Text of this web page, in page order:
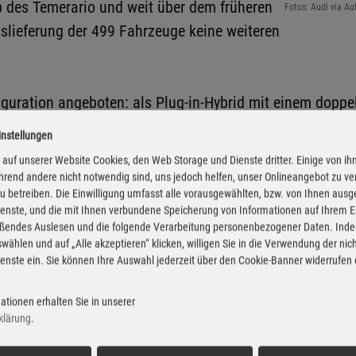
Fotos: Audi via
Temerario und weit über dem früheren
der 499 Fahrzeuge keine weiteren
angeboten: als Plug-in-Hybrid mit einem
Doppelkupplungsgetriebe übertragen. Die
PS des Lamborghini, sondern exakt auf dem
von 0 auf 100 km/h gelingt in 2,6 Sekunden, von 0
auf einem Aluminium-Spaceframe.
Unterschieden gehören neben der höheren
Straßenbedingungen und Fahrerwünsche
Dimension 255/35 ZR 20 vorne und 325/30 ZR 21
Luftstrom und futuristischem Erscheinungsbild
unserer Website Cookies, den Web Storage und Dienste dritter. Einige von
andere nicht notwendig sind, uns jedoch helfen, unser Onlineangebot zu
betreiben. Die Einwilligung umfasst alle vorausgewählten, bzw. von Ihnen
und die mit Ihnen verbundene Speicherung von Informationen auf Ihrem
Auslesen und die folgende Verarbeitung personenbezogener Daten.
und auf „Alle akzeptieren“ klicken, willigen Sie in die Verwendung der
ein. Sie können Ihre Auswahl jederzeit über den Cookie-Banner widerrufen
erhalten Sie in unserer
.